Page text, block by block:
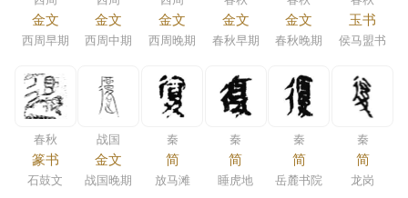
金文
西周早期
金文
西周中期
金文
西周晚期
金文
春秋早期
金文
春秋晚期
玉书
侯马盟书
春秋
篆书
石鼓文
战国
金文
战国晚期
秦
简
放马滩
秦
简
睡虎地
秦
简
岳麓书院
秦
简
龙岗